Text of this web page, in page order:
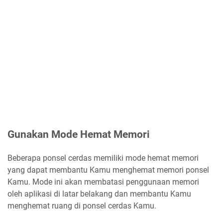
Gunakan Mode Hemat Memori
Beberapa ponsel cerdas memiliki mode hemat memori
yang dapat membantu Kamu menghemat memori ponsel
Kamu. Mode ini akan membatasi penggunaan memori
oleh aplikasi di latar belakang dan membantu Kamu
menghemat ruang di ponsel cerdas Kamu.